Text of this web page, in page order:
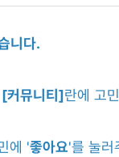
니다.
[커뮤니티]란에 고
에 '좋아요'를 눌러